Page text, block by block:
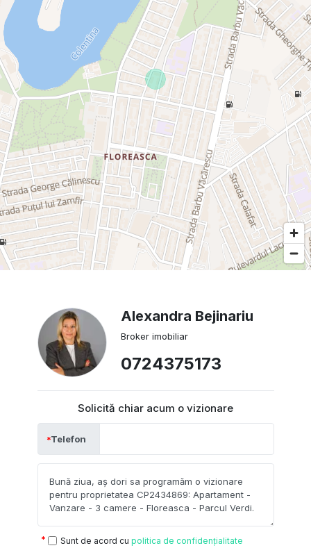
Alexandra Bejinariu
Broker imobiliar
0724375173
Solicită chiar acum o vizionare
Telefon
Sunt de acord cu politica de confidențialitate